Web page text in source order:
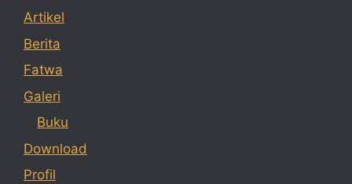
Artikel
Berita
Fatwa
Galeri
Buku
Download
Profil